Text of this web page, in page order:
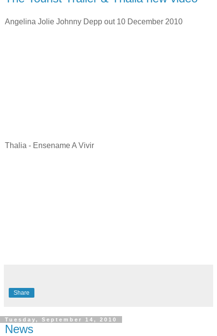
Angelina Jolie Johnny Depp out 10 December 2010
Thalia - Ensename A Vivir
Share
Tuesday, September 14, 2010
News